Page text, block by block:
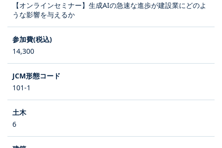
【オンラインセミナー】生成AIの急速な進歩が建設業にどのよ
うな影響を与えるか
14,300
101-1
6